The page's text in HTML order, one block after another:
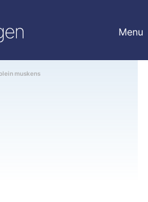
Menu
muskens